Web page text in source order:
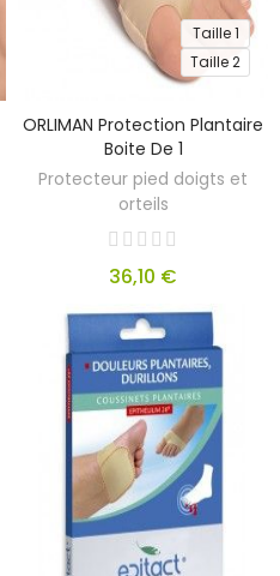
Taille 1
Taille 2
ORLIMAN Protection Plantaire
Boite De 1
Protecteur pied doigts et
orteils
36,10 €